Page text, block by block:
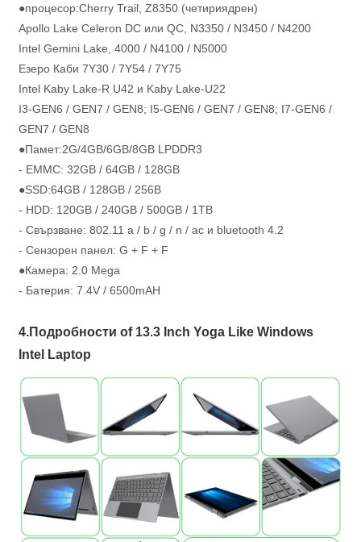
●процесор:Cherry Trail, Z8350 (четириядрен)
Apollo Lake Celeron DC или QC, N3350 / N3450 / N4200
Intel Gemini Lake, 4000 / N4100 / N5000
Езеро Каби 7Y30 / 7Y54 / 7Y75
Intel Kaby Lake-R U42 и Kaby Lake-U22
I3-GEN6 / GEN7 / GEN8; I5-GEN6 / GEN7 / GEN8; I7-GEN6 /
GEN7 / GEN8
●Памет:2G/4GB/6GB/8GB LPDDR3
- EMMC: 32GB / 64GB / 128GB
●SSD:64GB / 128GB / 256B
- HDD: 120GB / 240GB / 500GB / 1TB
- Свързване: 802.11 a / b / g / n / ac и bluetooth 4.2
- Сензорен панел: G + F + F
●Камера: 2.0 Mega
- Батерия: 7.4V / 6500mAH
4.Подробности of 13.3 Inch Yoga Like Windows
Intel Laptop